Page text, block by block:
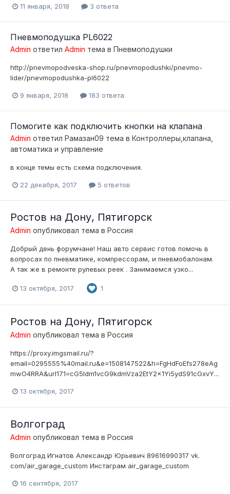
11 января, 2018 3 ответа
Пневмоподушка PL6022
Admin ответил Admin тема в Пневмоподушки
http://pnevmopodveska-shop.ru/pnevmopodushki/pnevmo-
lider/pnevmopodushka-pl6022
9 января, 2018 183 ответа
Помогите как подключить кнопки на клапана
Admin ответил Рамазан09 тема в Контроллеры,клапана,
автоматика и управление
в конце темы есть схема подключения.
22 декабря, 2017 5 ответов
Ростов на Дону, Пятигорск
Admin опубликовал тема в Россия
Добрый день форумчане! Наш авто сервис готов помочь в
вопросах по пневматике, компрессорам, и пневмобалонам.
А так же в ремонте рулевых реек . Занимаемся узко...
13 октября, 2017 1
Ростов на Дону, Пятигорск
Admin опубликовал тема в Россия
https://proxy.imgsmail.ru/?
email=0295555%40mail.ru&e=1508147522&h=FgHdFoEfs278eAg
mwO4RRA&url171=cG5ldm1vcG9kdmVza2EtY2x1Yi5ydS91cGxvY...
13 октября, 2017
Волгоград
Admin опубликовал тема в Россия
Волгоград Игнатов Александр Юрьевич 89616990317 vk.
com/air_garage_custom Инстаграм air_garage_custom
16 сентября, 2017